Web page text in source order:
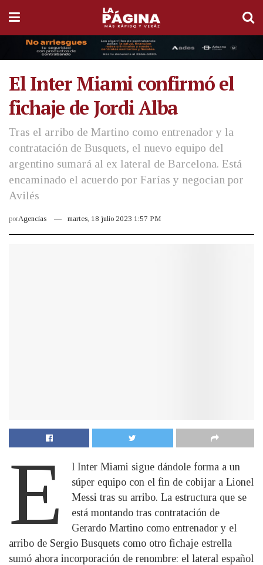
El Inter Miami confirmó el
fichaje de Jordi Alba
Tras el arribo de Martino como entrenador y la
contratación de Busquets, el nuevo equipo del
argentino sumará al ex lateral de Barcelona. Está
encaminado el acuerdo por Farías y negocian por
Avilés
porAgencias martes, 18 julio 2023 1:57 PM
E
l Inter Miami sigue dándole forma a un
súper equipo con el fin de cobijar a Lionel
Messi tras su arribo. La estructura que se
está montando tras contratación de
Gerardo Martino como entrenador y el
arribo de Sergio Busquets como otro fichaje estrella
sumó ahora incorporación de renombre: el lateral español